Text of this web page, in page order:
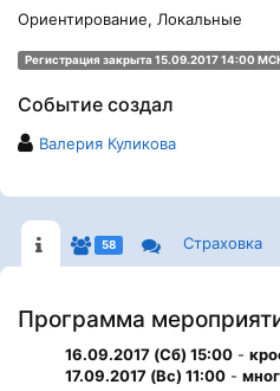
Ориентирование, Локальные
Регистрация закрыта 15.09.2017 14:00
Событие создал
Валерия Куликова
58 Страховка
Программа
16.09.2017 (Сб) 15:00 -
17.09.2017 (Вс) 11:00 -